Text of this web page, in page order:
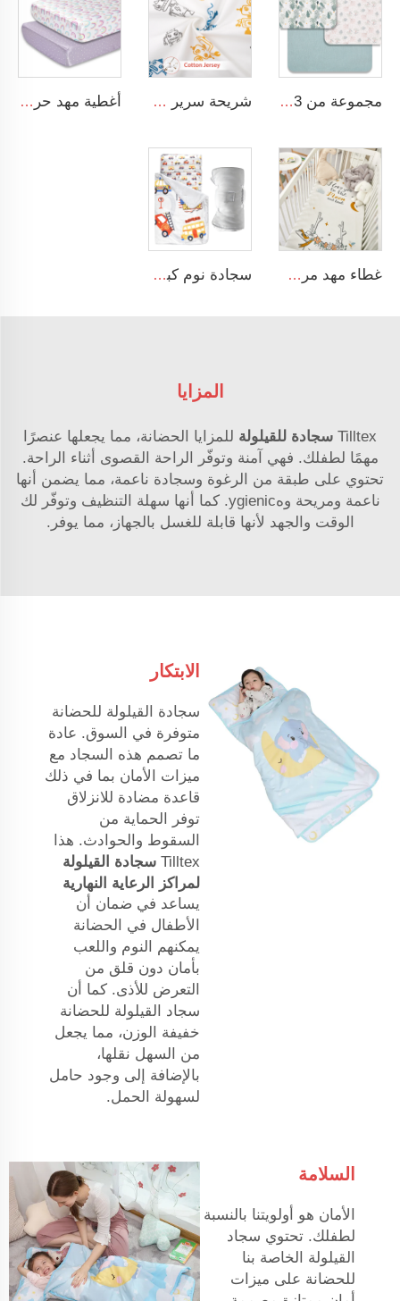
مجموعة من 3 قطع من أغطية السرير القطنية المسملة المطبوعة بالنقوش الزهرية الملونة ناعمة وقابلة للتنفس شريحة سرير أطفال قياسية مصنوعة من قطن الجيرسيه المعتمد على معيار OEKO-TEX 100، ومناسبة لحجم المراتب القياسية أغطية مهد حرير قزحية للأسرة القياسية وأسرة الأطفال الرضع 100٪ ساتان ناعم غطاء مهد
غطاء مهد مرن ومريح مصنوع من الرايون الناعم للغاية مع إضافات الإيلاستين قابل للتمدد - لون محايد سجادة نوم كبيرة قابلة لللف بتصميم طرق المواصلات مع وسادة وغطاء قابل للإزالة
المزايا
Tilltex سجادة للقيلولة للمزايا الحضانة، مما يجعلها عنصرًا
مهمًا لطفلك. فهي آمنة وتوفّر الراحة القصوى أثناء الراحة.
تحتوي على طبقة من الرغوة وسجادة ناعمة، مما يضمن أنها
ناعمة ومريحة وهygienic. كما أنها سهلة التنظيف وتوفّر لك
الوقت والجهد لأنها قابلة للغسل بالجهاز، مما يوفر.
الابتكار
سجادة القيلولة للحضانة
متوفرة في السوق. عادة
ما تصمم هذه السجاد مع
ميزات الأمان بما في ذلك
قاعدة مضادة للانزلاق
توفر الحماية من
السقوط والحوادث. هذا
Tilltex سجادة القيلولة
لمراكز الرعاية النهارية
يساعد في ضمان أن
الأطفال في الحضانة
يمكنهم النوم واللعب
بأمان دون قلق من
التعرض للأذى. كما أن
سجاد القيلولة للحضانة
خفيفة الوزن، مما يجعل
من السهل نقلها،
بالإضافة إلى وجود حامل
لسهولة الحمل.
السلامة
الأمان هو أولويتنا بالنسبة
لطفلك. تحتوي سجاد
القيلولة الخاصة بنا
للحضانة على ميزات